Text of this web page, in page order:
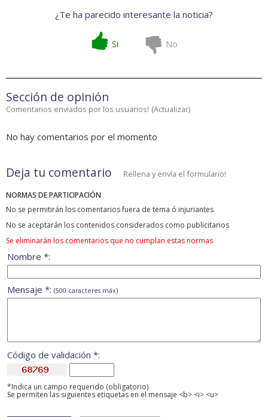
¿Te ha parecido interesante la noticia?
Si No
Sección de opinión
Comentarios enviados por los usuarios! (Actualizar)
No hay comentarios por el momento
Deja tu comentario Rellena y envía el formulario!
NORMAS DE PARTICIPACIÓN
No se permitirán los comentarios fuera de tema ó injuriantes
No se aceptarán los contenidos considerados como publicitarios
Se eliminarán los comentarios que no cumplan estas normas
Nombre *:
Mensaje *: (500 caracteres máx)
Código de validación *:
*Indica un campo requerido (obligatorio)
Se permiten las siguientes etiquetas en el mensaje <b> <i> <u>